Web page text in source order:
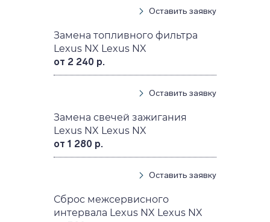
Оставить заявку
Замена топливного фильтра
Lexus NX Lexus NX
от 2 240 р.
Оставить заявку
Замена свечей зажигания
Lexus NX Lexus NX
от 1 280 р.
Оставить заявку
Сброс межсервисного
интервала Lexus NX Lexus NX